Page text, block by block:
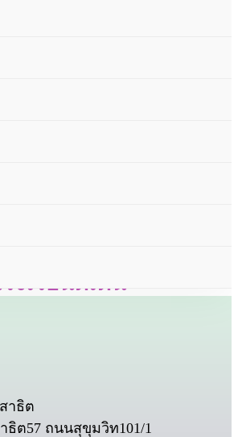
ะวัติโรงเรียน
ะวัติโรงเรียน
รงเรียนดีเด่น
าธิต
ธิต57 ถนนสุขุมวิท101/1